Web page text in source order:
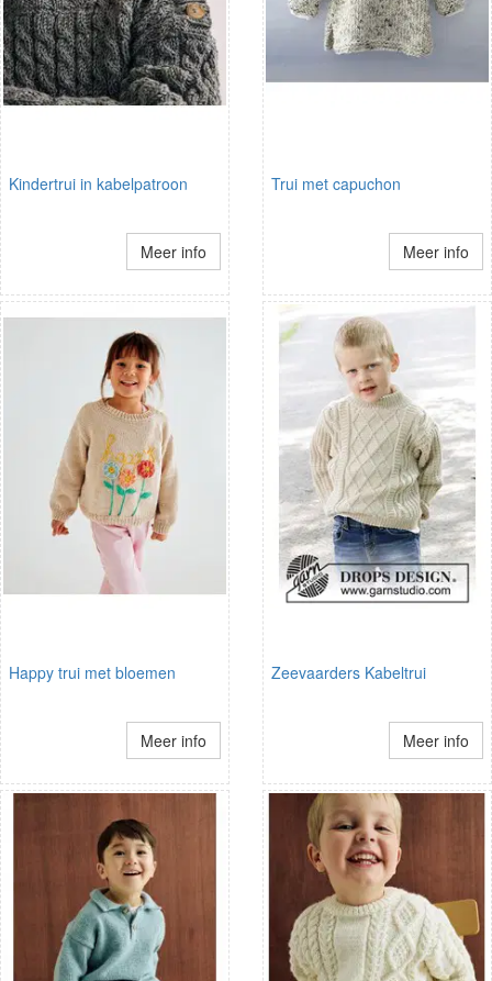
Kindertrui in kabelpatroon
Meer info
Trui met capuchon
Meer info
Happy trui met bloemen
Meer info
Zeevaarders Kabeltrui
Meer info